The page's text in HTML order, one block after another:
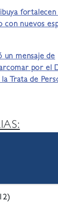
fortalecen
con nuevos
un mensaje de
por el
Trata de